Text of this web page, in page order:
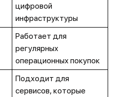
цифровой
инфраструктуры
Работает для
регулярных
операционных покупок
Подходит для
сервисов, которые